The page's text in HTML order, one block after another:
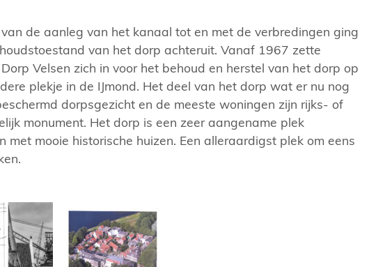
kanaal / rechts werkzaamhaanheden aan het kanaal
Jongkind.
Luchtfoto Oud
de aanleg van het kanaal tot en met de verbredingen ging
van het dorp achteruit. Vanaf 1967 zette
Velsen zich in voor het behoud en herstel van het dorp op
plekje in de IJmond. Het deel van het dorp wat er nu nog
dorpsgezicht en de meeste woningen zijn rijks- of
monument. Het dorp is een zeer aangename plek
met mooie historische huizen. Een alleraardigst plek om eens